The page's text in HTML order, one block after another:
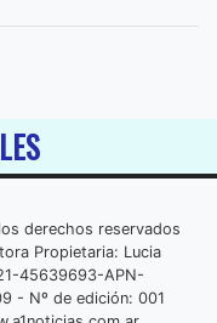
derechos reservados
Propietaria: Lucia
45639693-APN-
- Nº de edición: 001